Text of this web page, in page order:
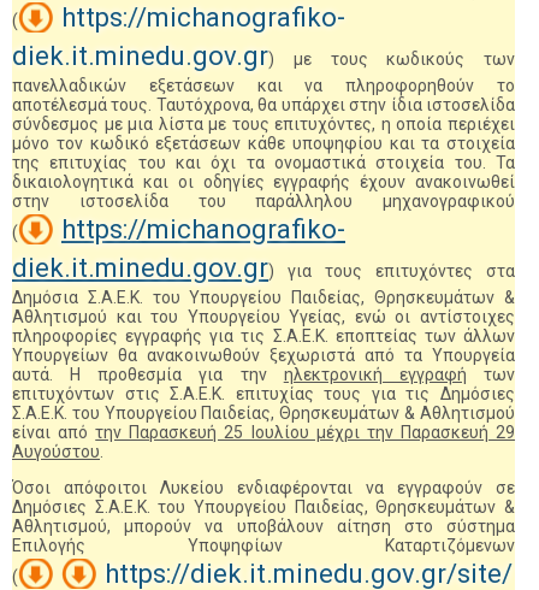
(
https://michanografiko-
diek.it.minedu.gov.gr) με τους κωδικούς των
πανελλαδικών εξετάσεων και να πληροφορηθούν το
αποτέλεσμά τους. Ταυτόχρονα, θα υπάρχει στην ίδια ιστοσελίδα
σύνδεσμος με μια λίστα με τους επιτυχόντες, η οποία περιέχει
μόνο τον κωδικό εξετάσεων κάθε υποψηφίου και τα στοιχεία
της επιτυχίας του και όχι τα ονομαστικά στοιχεία του. Τα
δικαιολογητικά και οι οδηγίες εγγραφής έχουν ανακοινωθεί
στην ιστοσελίδα του παράλληλου μηχανογραφικού
(
https://michanografiko-
diek.it.minedu.gov.gr) για τους επιτυχόντες στα
Δημόσια Σ.Α.Ε.Κ. του Υπουργείου Παιδείας, Θρησκευμάτων &
Αθλητισμού και του Υπουργείου Υγείας, ενώ οι αντίστοιχες
πληροφορίες εγγραφής για τις Σ.Α.Ε.Κ. εποπτείας των άλλων
Υπουργείων θα ανακοινωθούν ξεχωριστά από τα Υπουργεία
αυτά. Η προθεσμία για την ηλεκτρονική εγγραφή των
επιτυχόντων στις Σ.Α.Ε.Κ. επιτυχίας τους για τις Δημόσιες
Σ.Α.Ε.Κ. του Υπουργείου Παιδείας, Θρησκευμάτων & Αθλητισμού
είναι απότην Παρασκευή 25 Ιουλίου μέχρι την Παρασκευή 29
Αυγούστου
Όσοι απόφοιτοι Λυκείου ενδιαφέρονται να εγγραφούν σε
Δημόσιες Σ.Α.Ε.Κ. του Υπουργείου Παιδείας, Θρησκευμάτων &
Αθλητισμού, μπορούν να υποβάλουν αίτηση στο σύστημα
Επιλογής Υποψηφίων Καταρτιζόμενων
(
https://diek.it.minedu.gov.gr/site/